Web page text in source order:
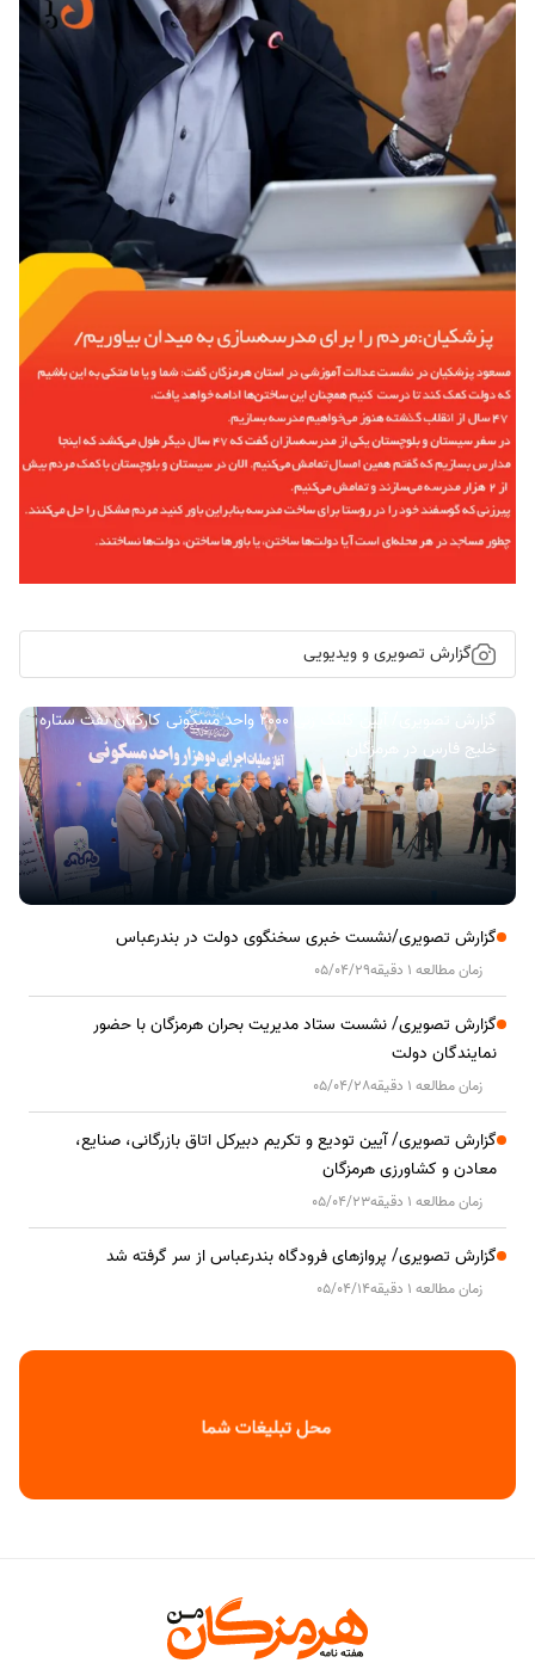
گزارش تصویری و ویدیویی
گزارش تصویری/ آیین کلنگ زنی ۲۰۰۰ واحد مسکونی کارکنان نفت ستاره
خلیج فارس در هرمزگان
گزارش تصویری/نشست خبری سخنگوی دولت در بندرعباس
زمان مطالعه 1 دقیقه 05/04/29
گزارش تصویری/ نشست ستاد مدیریت بحران هرمزگان با حضور
نمایندگان دولت
زمان مطالعه 1 دقیقه 05/04/28
گزارش تصویری/ آیین تودیع و تکریم دبیرکل اتاق بازرگانی، صنایع،
معادن و کشاورزی هرمزگان
زمان مطالعه 1 دقیقه 05/04/23
گزارش تصویری/ پروازهای فرودگاه بندرعباس از سر گرفته شد
زمان مطالعه 1 دقیقه 05/04/14